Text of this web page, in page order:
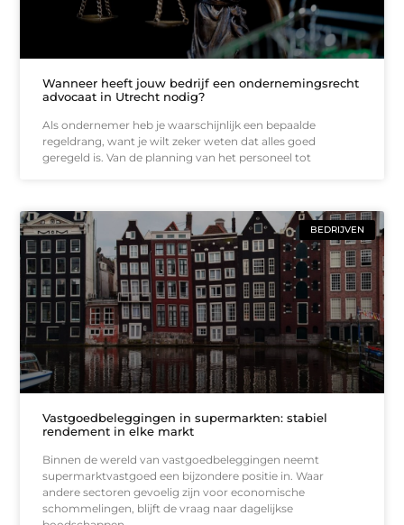
Wanneer heeft jouw bedrijf een ondernemingsrecht
advocaat in Utrecht nodig?
Als ondernemer heb je waarschijnlijk een bepaalde
regeldrang, want je wilt zeker weten dat alles goed
geregeld is. Van de planning van het personeel tot
BEDRIJVEN
Vastgoedbeleggingen in supermarkten: stabiel
rendement in elke markt
Binnen de wereld van vastgoedbeleggingen neemt
supermarktvastgoed een bijzondere positie in. Waar
andere sectoren gevoelig zijn voor economische
schommelingen, blijft de vraag naar dagelijkse